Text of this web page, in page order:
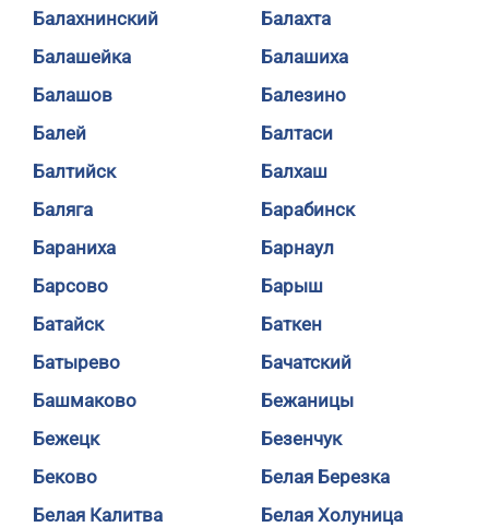
Балахнинский
Балахта
Балашейка
Балашиха
Балашов
Балезино
Балей
Балтаси
Балтийск
Балхаш
Баляга
Барабинск
Бараниха
Барнаул
Барсово
Барыш
Батайск
Баткен
Батырево
Бачатский
Башмаково
Бежаницы
Бежецк
Безенчук
Беково
Белая Березка
Белая Калитва
Белая Холуница